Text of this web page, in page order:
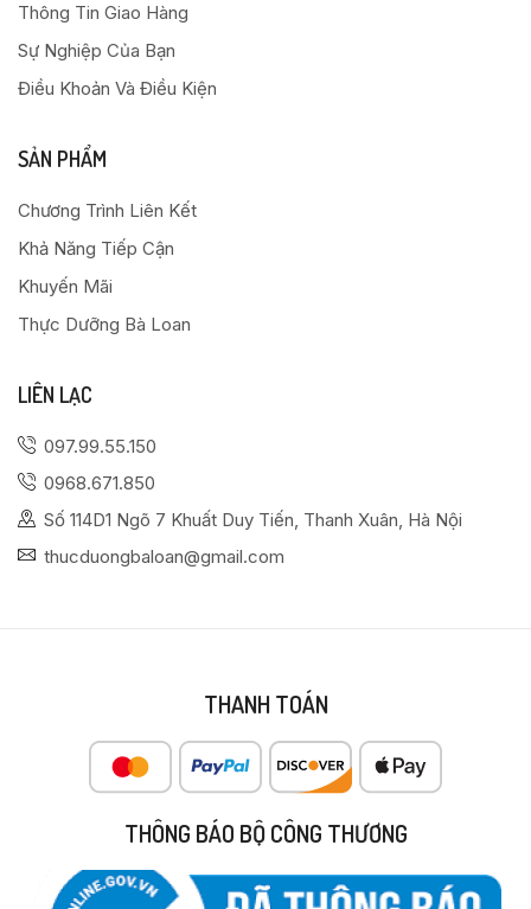
Thông Tin Giao Hàng
Sự Nghiệp Của Bạn
Điều Khoản Và Điều Kiện
SẢN PHẨM
Chương Trình Liên Kết
Khả Năng Tiếp Cận
Khuyến Mãi
Thực Dưỡng Bà Loan
LIÊN LẠC
097.99.55.150
0968.671.850
Số 114D1 Ngõ 7 Khuất Duy Tiến, Thanh Xuân, Hà Nội
thucduongbaloan@gmail.com
THANH TOÁN
THÔNG BÁO BỘ CÔNG THƯƠNG